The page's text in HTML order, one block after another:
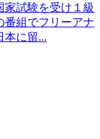
家試験を受け１級
番組でフリーアナ
本に留...